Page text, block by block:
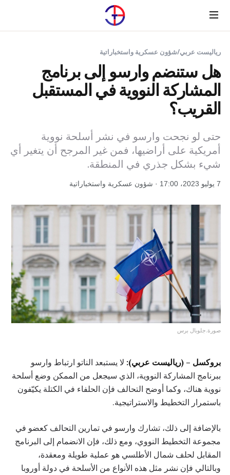
Menu
رياليست عربي/شؤون عسكرية واستخباراتية
هل ستنضم وارسو إلى برنامج
المشاركة النووية في المستقبل
القريب؟
حتى لو نجحت وارسو في نشر أسلحة نووية
أمريكية على أراضيها، فمن غير المرجح أن يتغير أي
شيء بشكل جذري في المنطقة.
7 يوليو 2023، 17:00 · شؤون عسكرية واستخباراتية
صورة.جلوبال برس
بروكسل – (رياليست عربي): لا يستبعد الناتو ارتباط وارسو
ببرنامج المشاركة النووية، الذي سيجعل من الممكن وضع أسلحة
نووية هناك، وكما أوضح التحالف فإن الحلفاء في الكتلة يكيّفون
باستمرار التخطيط والاستراتيجية.
بالإضافة إلى ذلك، تشارك وارسو في تمارين التحالف كعضو في
مجموعة التخطيط النووي، ومع ذلك، فإن الانضمام إلى البرنامج
المقابل لحلف شمال الأطلسي هو عملية طويلة ومعقدة،
وبالتالي فإن نشر مثل هذه الأنواع من الأسلحة في دولة أوروبا